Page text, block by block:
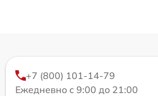
+7 (800) 101-14-79
Ежедневно с 9:00 до 21:00